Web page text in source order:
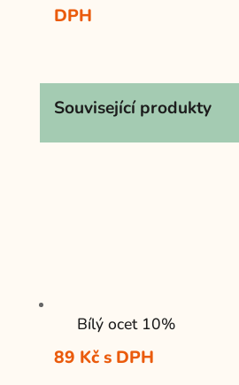
159 Kč
DPH
Související produkty
Bílý ocet 10%
89 Kč s DPH